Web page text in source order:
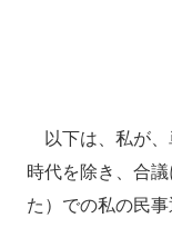
以下は、私が、
時代を除き、合
た）での私の民